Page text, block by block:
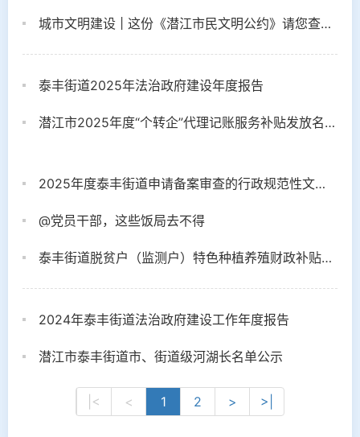
城市文明建设 | 这份《潜江市民文明公约》请您查收！
泰丰街道2025年法治政府建设年度报告
潜江市2025年度“个转企”代理记账服务补贴发放名单公示
2025年度泰丰街道申请备案审查的行政规范性文件目录
@党员干部，这些饭局去不得
泰丰街道脱贫户（监测户）特色种植养殖财政补贴公示
2024年泰丰街道法治政府建设工作年度报告
潜江市泰丰街道市、街道级河湖长名单公示
|< < 1 2 > >|